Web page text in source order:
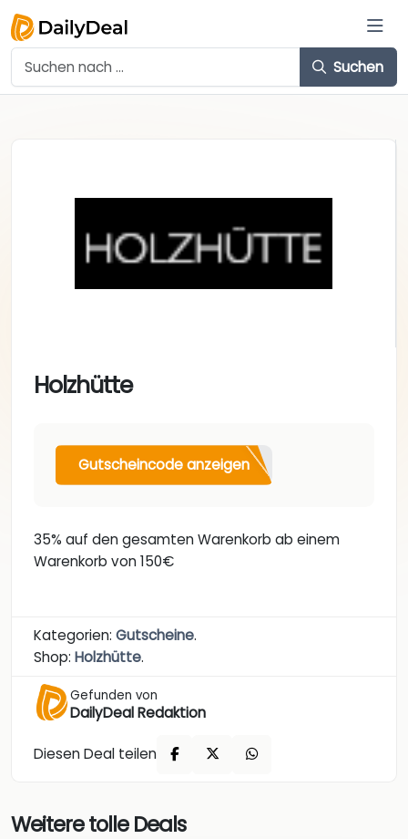
Suchen
Holzhütte
Gutscheincode anzeigen
35% auf den gesamten Warenkorb ab einem
Warenkorb von 150€
Kategorien: Gutscheine.
Shop: Holzhütte.
Gefunden von
DailyDeal Redaktion
Diesen Deal teilen
Weitere tolle Deals